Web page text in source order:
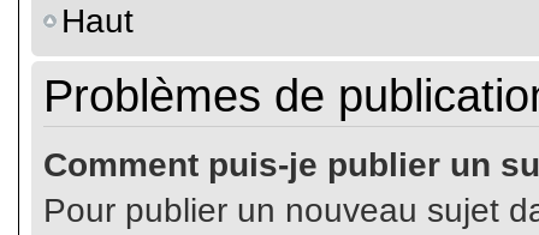
Haut
Problèmes de
Comment puis-je publier un
Pour publier un nouveau sujet